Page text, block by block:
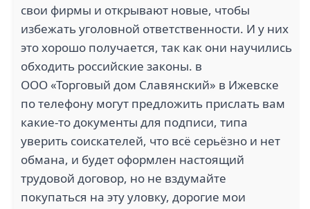
свои фирмы и открывают новые, чтобы
избежать уголовной ответственности. И у них
это хорошо получается, так как они научились
обходить российские законы. в
ООО «Торговый дом Славянский» в Ижевске
по телефону могут предложить прислать вам
какие-то документы для подписи, типа
уверить соискателей, что всё серьёзно и нет
обмана, и будет оформлен настоящий
трудовой договор, но не вздумайте
покупаться на эту уловку, дорогие мои